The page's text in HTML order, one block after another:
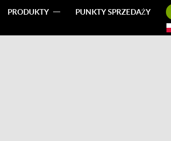
PRODUKTY PUNKTY SPRZEDAŻY